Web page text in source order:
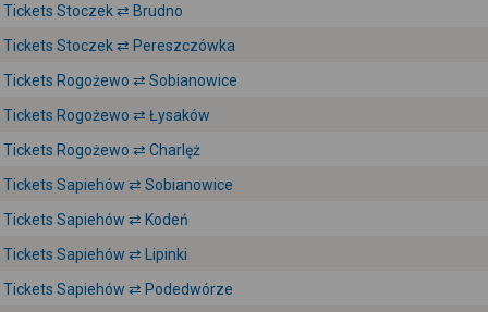
Tickets Stoczek ⇄ Brudno
Tickets Stoczek ⇄ Pereszczówka
Tickets Rogożewo ⇄ Sobianowice
Tickets Rogożewo ⇄ Łysaków
Tickets Rogożewo ⇄ Charlęż
Tickets Sapiehów ⇄ Sobianowice
Tickets Sapiehów ⇄ Kodeń
Tickets Sapiehów ⇄ Lipinki
Tickets Sapiehów ⇄ Podedwórze